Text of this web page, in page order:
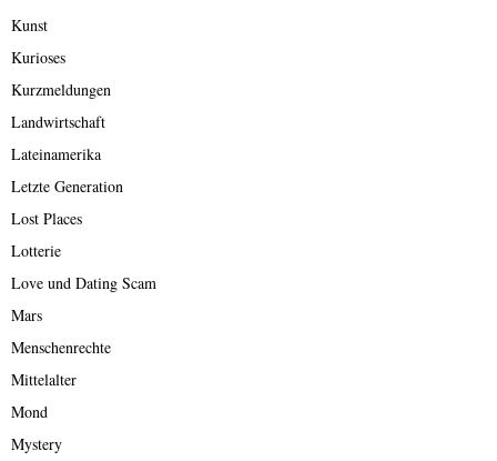
Kunst
Kurioses
Kurzmeldungen
Landwirtschaft
Lateinamerika
Letzte Generation
Lost Places
Lotterie
Love und Dating Scam
Mars
Menschenrechte
Mittelalter
Mond
Mystery